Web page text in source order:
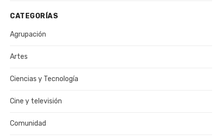
CATEGORÍAS
Agrupación
Artes
Ciencias y Tecnología
Cine y televisión
Comunidad